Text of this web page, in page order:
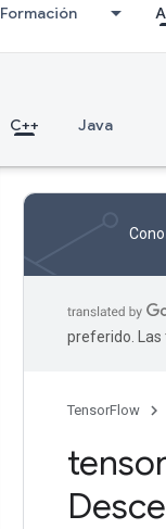
Formación
C++ Java
preferido. Las
TensorFlow